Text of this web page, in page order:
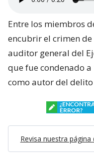
Entre los miembros
encubrir el crimen
auditor general del
que fue condenado
como autor del
ERROR?
Revisa nuestra